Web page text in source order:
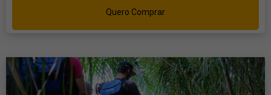
Quero Comprar